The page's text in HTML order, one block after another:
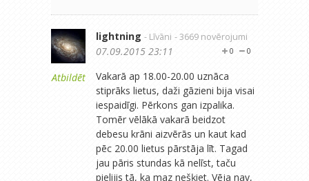
Atbildēt
lightning - Līvāni - 3669 novērojumi
0
0
07.09.2015 23:11
Vakarā ap 18.00-20.00 uznāca
stiprāks lietus, daži gāzieni bija visai
iespaidīgi. Pērkons gan izpalika.
Tomēr vēlākā vakarā beidzot
debesu krāni aizvērās un kaut kad
pēc 20.00 lietus pārstāja līt. Tagad
jau pāris stundas kā nelīst, taču
pielijis tā, ka maz nešķiet. Vēja nav,